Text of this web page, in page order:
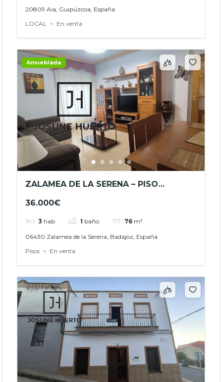
20809 Aia, Guipúzcoa, España
LOCAL
En venta
Amueblada
ZALAMEA DE LA SERENA – PISO
REF. JHBA2601
36.000€
3 hab 1 baño 76 m²
06430 Zalamea de la Serena, Badajoz, España
Pisos
En venta